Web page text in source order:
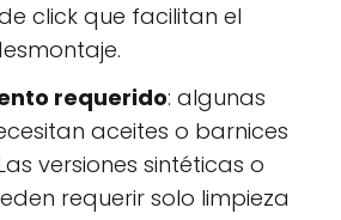
click que facilitan el
requerido: algunas
aceites o barnices
versiones sintéticas o
requerir solo limpieza